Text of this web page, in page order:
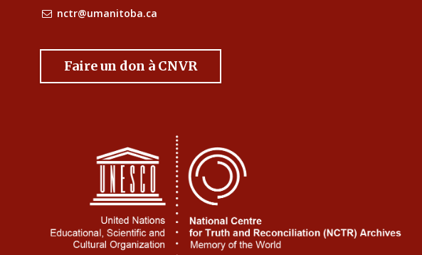
nctr@umanitoba.ca
Faire un don à CNVR